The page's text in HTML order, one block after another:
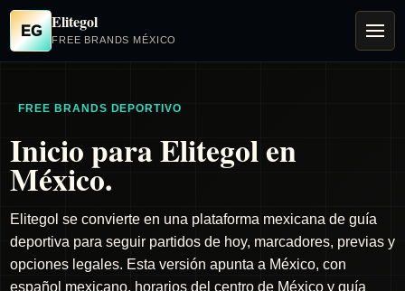
EG Elitegol
FREE BRANDS MÉXICO
FREE BRANDS DEPORTIVO
Inicio para Elitegol en
México.
Elitegol se convierte en una plataforma mexicana de guía
deportiva para seguir partidos de hoy, marcadores, previas y
opciones legales. Esta versión apunta a México, con
español mexicano, horarios del centro de México y guía